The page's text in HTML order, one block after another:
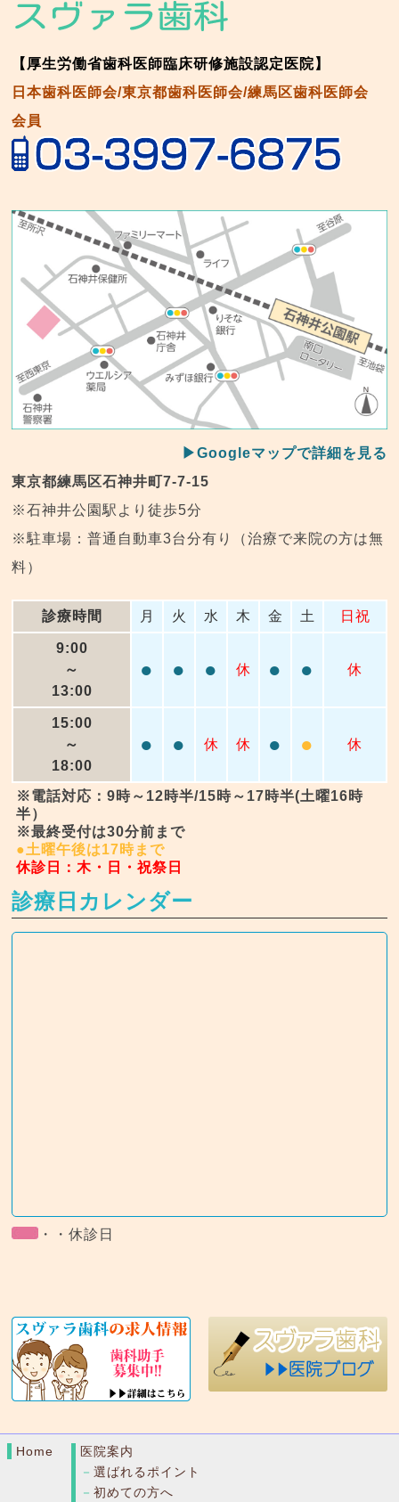
【厚生労働省歯科医師臨床研修施設認定医院】
日本歯科医師会/東京都歯科医師会/練馬区歯科医師会
会員
▶Googleマップで詳細を見る
東京都練馬区石神井町7-7-15
※石神井公園駅より徒歩5分
※駐車場：普通自動車3台分有り（治療で来院の方は無
料）
診療時間 月 火 水 木 金 土 日祝
9:00
～
13:00
● ● ● 休 ● ● 休
15:00
～
18:00
● ● 休 休 ● ● 休
※電話対応：9時～12時半/15時～17時半(土曜16時
半）
※最終受付は30分前まで
●土曜午後は17時まで
休診日：木・日・祝祭日
診療日カレンダー
・・休診日
Home
医院案内
選ばれるポイント
初めての方へ